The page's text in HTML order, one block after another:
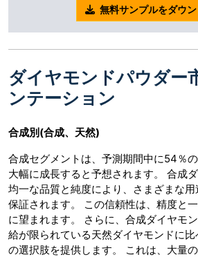
無料サンプルをダウ
ダイヤモンドパウダー
ンテーション
合成別(合成、天然)
合成セグメントは、予測期間中に54％の
大幅に成長すると予想されます。 合成
均一な品質と純度により、さまざまな
保証されます。 この信頼性は、精度と
に望まれます。 さらに、合成ダイヤモ
給が限られている天然ダイヤモンドに
の選択肢を提供します。 これは、大量